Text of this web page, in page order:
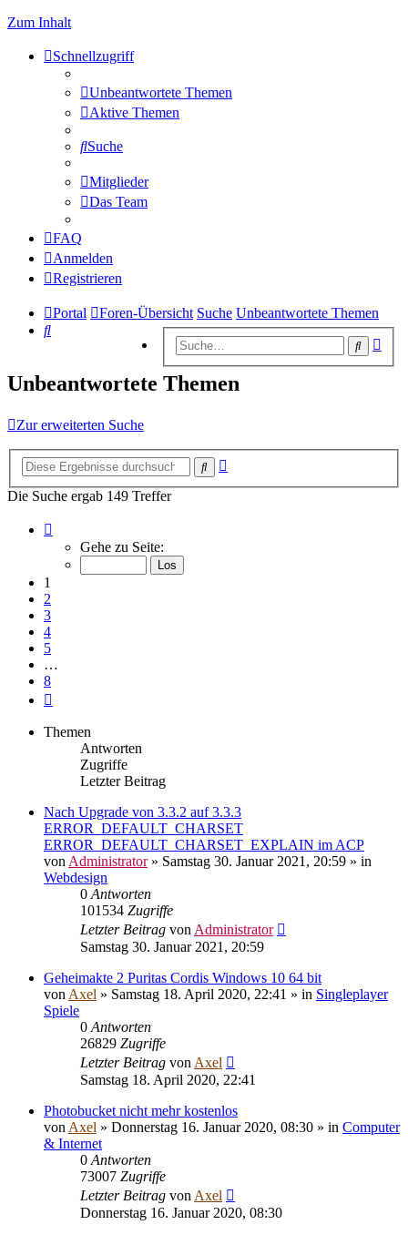
Zum Inhalt
Schnellzugriff
Unbeantwortete Themen
Aktive Themen
Suche
Mitglieder
Das Team
FAQ
Anmelden
Registrieren
Portal Foren-Übersicht Suche Unbeantwortete Themen
Suche
Suche
Unbeantwortete Themen
Zur erweiterten Suche
Suche
Die Suche ergab 149 Treffer
von
Gehe zu Seite:
1
2
3
4
5
…
8
Themen
Antworten
Zugriffe
Letzter Beitrag
Nach Upgrade von 3.3.2 auf 3.3.3
ERROR_DEFAULT_CHARSET
ERROR_DEFAULT_CHARSET_EXPLAIN im ACP
von Administrator» Samstag 30. Januar 2021, 20:59 » in
Webdesign
0 Antworten
101534 Zugriffe
Letzter Beitrag von Administrator
Samstag 30. Januar 2021, 20:59
Geheimakte 2 Puritas Cordis Windows 10 64 bit
von Axel » Samstag 18. April 2020, 22:41 » in Singleplayer
Spiele
0 Antworten
26829 Zugriffe
Letzter Beitrag von Axel
Samstag 18. April 2020, 22:41
Photobucket nicht mehr kostenlos
von Axel » Donnerstag 16. Januar 2020, 08:30 » in Computer
& Internet
0 Antworten
73007 Zugriffe
Letzter Beitrag von Axel
Donnerstag 16. Januar 2020, 08:30